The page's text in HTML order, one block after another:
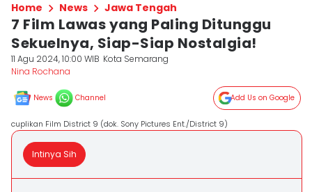
Home News Jawa Tengah
7 Film Lawas yang Paling Ditunggu
Sekuelnya, Siap-Siap Nostalgia!
11 Agu 2024, 10:00 WIB Kota Semarang
Nina Rochana
News Channel Add Us on Google
cuplikan Film District 9 (dok. Sony Pictures Ent./District 9)
Intinya Sih